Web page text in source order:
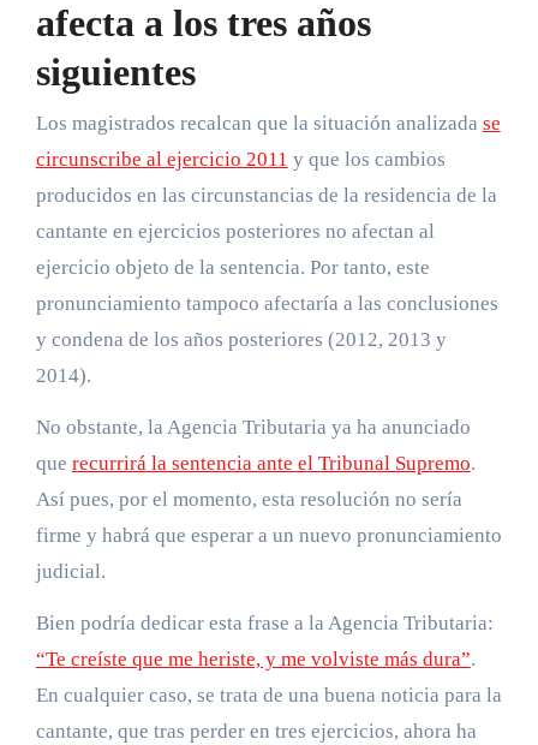
afecta a los tres años
siguientes
Los magistrados recalcan que la situación analizada se
circunscribe al ejercicio 2011 y que los cambios
producidos en las circunstancias de la residencia de la
cantante en ejercicios posteriores no afectan al
ejercicio objeto de la sentencia. Por tanto, este
pronunciamiento tampoco afectaría a las conclusiones
y condena de los años posteriores (2012, 2013 y
2014).
No obstante, la Agencia Tributaria ya ha anunciado
que recurrirá la sentencia ante el Tribunal Supremo.
Así pues, por el momento, esta resolución no sería
firme y habrá que esperar a un nuevo pronunciamiento
judicial.
Bien podría dedicar esta frase a la Agencia Tributaria:
“Te creíste que me heriste, y me volviste más dura”.
En cualquier caso, se trata de una buena noticia para la
cantante, que tras perder en tres ejercicios, ahora ha